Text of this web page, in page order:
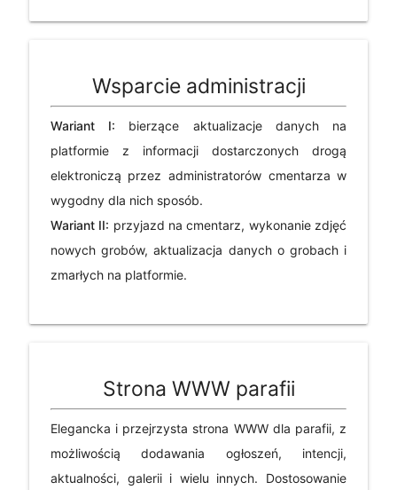
Wsparcie administracji
Wariant I: bierzące aktualizacje danych na
platformie z informacji dostarczonych drogą
elektroniczą przez administratorów cmentarza w
wygodny dla nich sposób.
Wariant II: przyjazd na cmentarz, wykonanie zdjęć
nowych grobów, aktualizacja danych o grobach i
zmarłych na platformie.
Strona WWW parafii
Elegancka i przejrzysta strona WWW dla parafii, z
możliwością dodawania ogłoszeń, intencji,
aktualności, galerii i wielu innych. Dostosowanie